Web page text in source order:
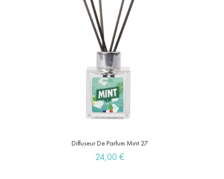
Diffuseur De Parfum Mint 27
Prix
24,00 €